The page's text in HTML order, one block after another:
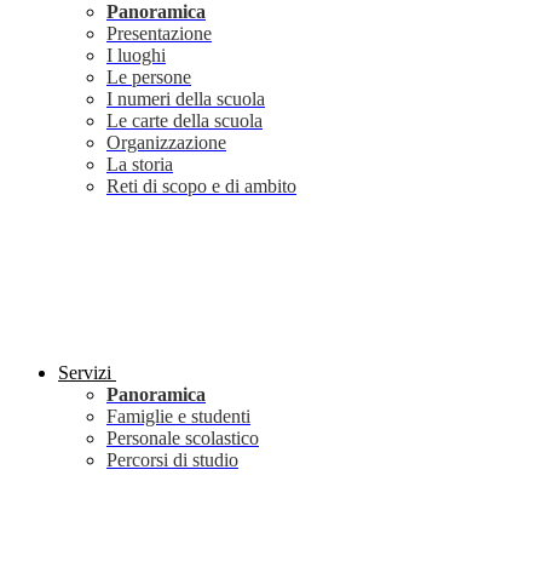
Panoramica
Presentazione
I luoghi
Le persone
I numeri della scuola
Le carte della scuola
Organizzazione
La storia
Reti di scopo e di ambito
Servizi
Panoramica
Famiglie e studenti
Personale scolastico
Percorsi di studio